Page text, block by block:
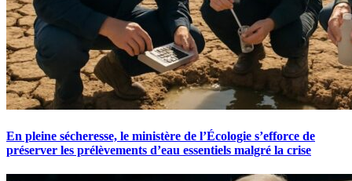
En pleine sécheresse, le ministère de l’Écologie s’efforce de
préserver les prélèvements d’eau essentiels malgré la crise